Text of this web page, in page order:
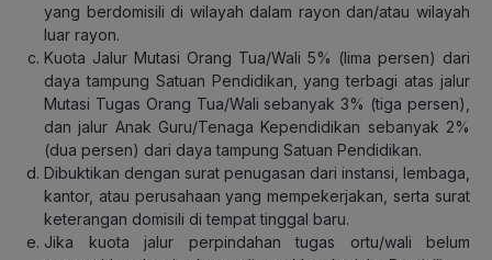
yang berdomisili di wilayah dalam rayon dan/atau wilayah
luar rayon.
Kuota Jalur Mutasi Orang Tua/Wali 5% (lima persen) dari
daya tampung Satuan Pendidikan, yang terbagi atas jalur
Mutasi Tugas Orang Tua/Wali sebanyak 3% (tiga persen),
dan jalur Anak Guru/Tenaga Kependidikan sebanyak 2%
(dua persen) dari daya tampung Satuan Pendidikan.
Dibuktikan dengan surat penugasan dari instansi, lembaga,
kantor, atau perusahaan yang mempekerjakan, serta surat
keterangan domisili di tempat tinggal baru.
Jika kuota jalur perpindahan tugas ortu/wali belum